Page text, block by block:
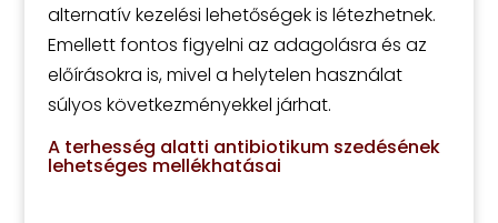
alternatív kezelési lehetőségek is létezhetnek.
Emellett fontos figyelni az adagolásra és az
előírásokra is, mivel a helytelen használat
súlyos következményekkel járhat.
A terhesség alatti antibiotikum szedésének
lehetséges mellékhatásai